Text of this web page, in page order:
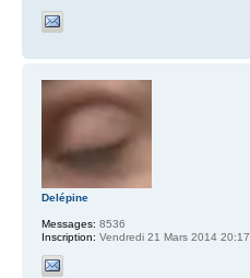
Delépine
Messages: 8536
Inscription: Vendredi 21 Mars 2014 20:17